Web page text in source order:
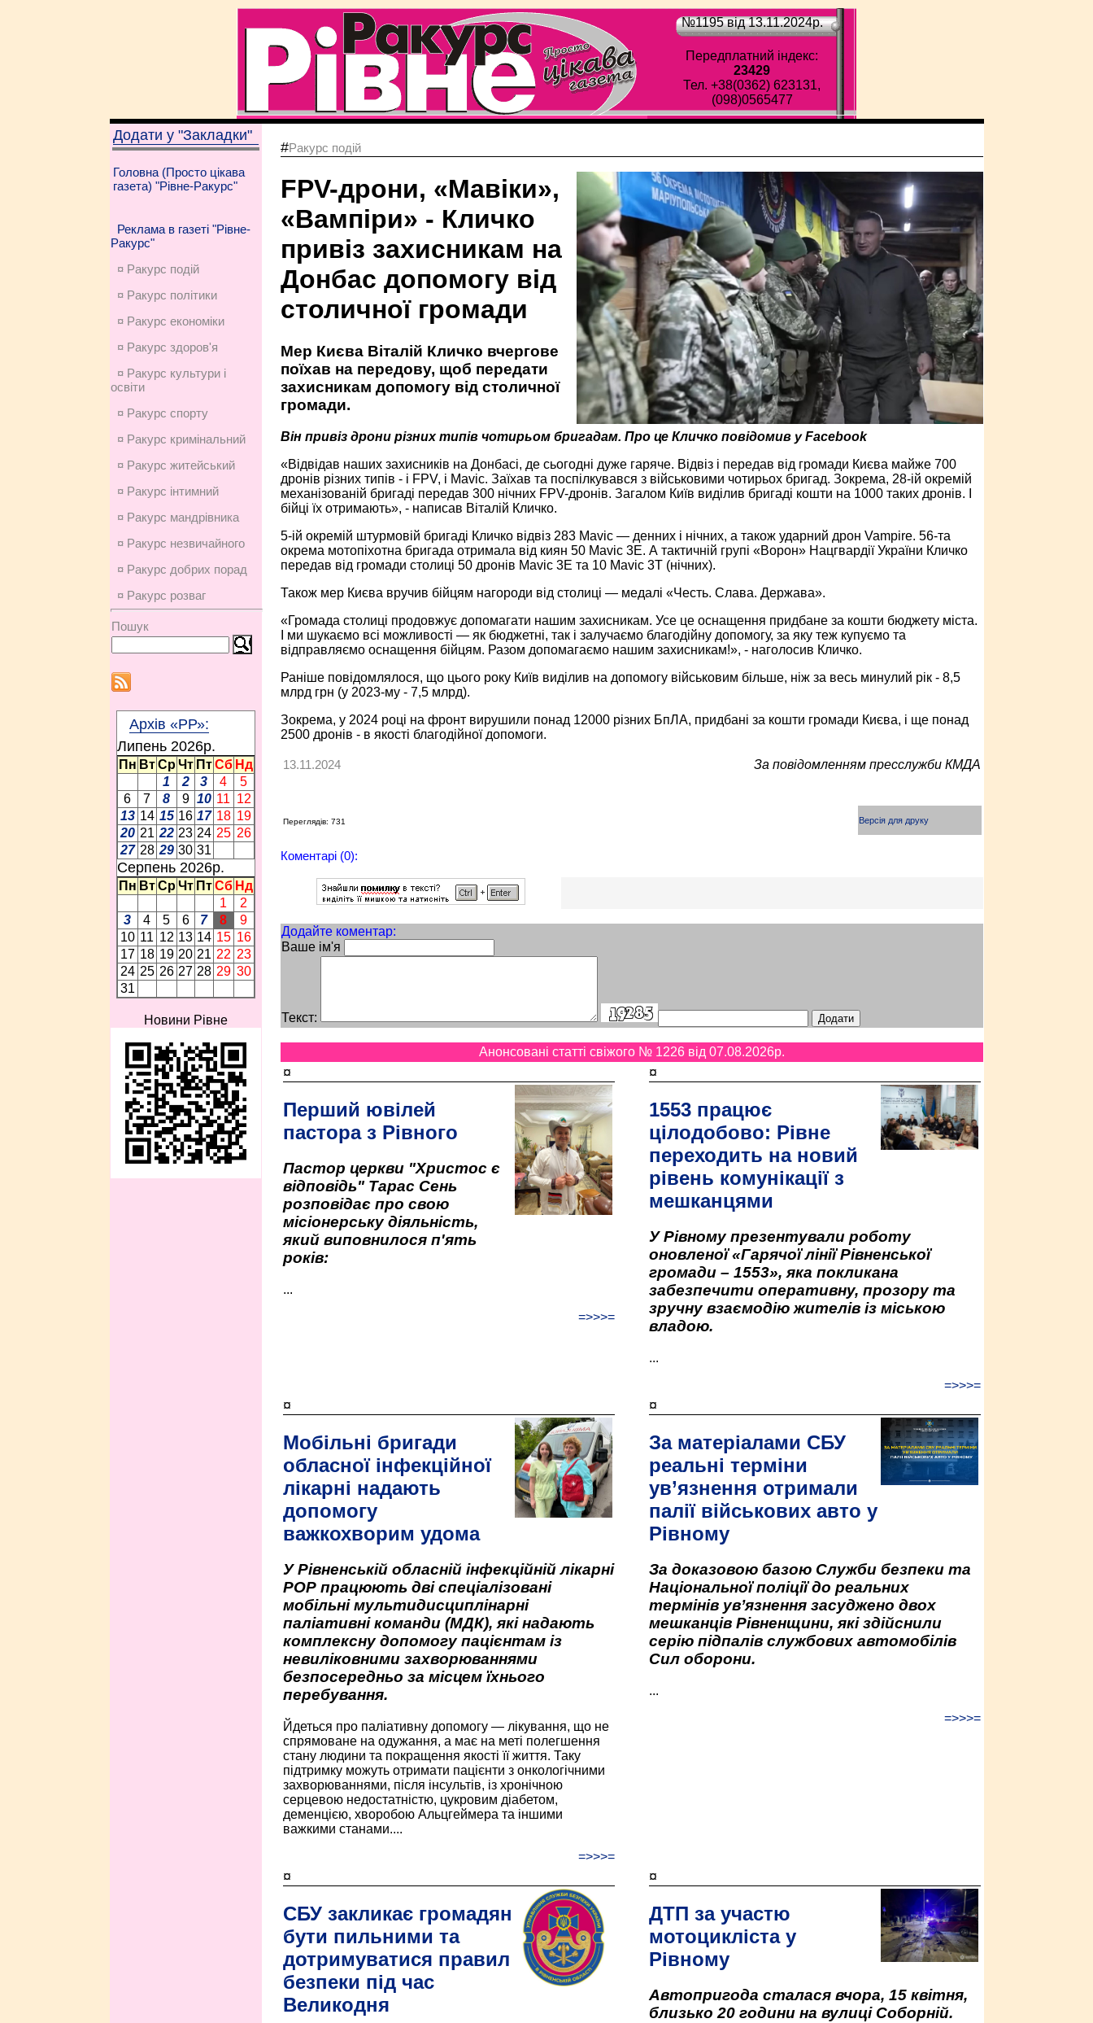
№1195 від 13.11.2024p.
Передплатний індекс:
23429
Тел. +38(0362) 623131,
(098)0565477
Додати у "Закладки"
Головна (Просто цікава
газета) "Рівне-Ракурс"
Реклама в газеті "Рівне-
Ракурс"
¤ Ракурс подій
¤ Ракурс політики
¤ Ракурс економiки
¤ Ракурс здоров'я
¤ Ракурс культури і
освіти
¤ Ракурс спорту
¤ Ракурс кримінальний
¤ Ракурс житейський
¤ Ракурс інтимний
¤ Ракурс мандрівника
¤ Ракурс незвичайного
¤ Ракурс добрих порад
¤ Ракурс розваг
Пошук
Архів «РР»:
Липень 2026p.
Пн Вт Ср Чт Пт Сб Нд
1
2 3 4
5
6
7 8 9 10 11 12
13 14 15 16 17 18 19
20 21 22 23 24 25 26
27 28 29 30 31
Серпень 2026p.
Пн Вт Ср Чт Пт Сб Нд
1
2
3
4 5 6 7 8
9
10 11 12 13 14 15 16
17 18 19 20 21 22 23
24 25 26 27 28 29 30
31
Новини Рівне
#Ракурс подій
FPV-дрони, «Мавіки»,
«Вампіри» - Кличко
привіз захисникам на
Донбас допомогу від
столичної громади
Мер Києва Віталій Кличко вчергове
поїхав на передову, щоб передати
захисникам допомогу від столичної
громади.
Він привіз дрони різних типів чотирьом бригадам. Про це Кличко повідомив у Facebook
«Відвідав наших захисників на Донбасі, де сьогодні дуже гаряче. Відвіз і передав від громади Києва майже 700
дронів різних типів - і FPV, і Mavic. Заїхав та поспілкувався з військовими чотирьох бригад. Зокрема, 28-ій окремій
механізованій бригаді передав 300 нічних FPV-дронів. Загалом Київ виділив бригаді кошти на 1000 таких дронів. І
бійці їх отримають», - написав Віталій Кличко.
5-ій окремій штурмовій бригаді Кличко відвіз 283 Mavic — денних і нічних, а також ударний дрон Vampire. 56-та
окрема мотопіхотна бригада отримала від киян 50 Mavic 3E. А тактичній групі «Ворон» Нацгвардії України Кличко
передав від громади столиці 50 дронів Mavic 3Е та 10 Mavic 3T (нічних).
Також мер Києва вручив бійцям нагороди від столиці — медалі «Честь. Слава. Держава».
«Громада столиці продовжує допомагати нашим захисникам. Усе це оснащення придбане за кошти бюджету міста.
І ми шукаємо всі можливості — як бюджетні, так і залучаємо благодійну допомогу, за яку теж купуємо та
відправляємо оснащення бійцям. Разом допомагаємо нашим захисникам!», - наголосив Кличко.
Раніше повідомлялося, що цього року Київ виділив на допомогу військовим більше, ніж за весь минулий рік - 8,5
млрд грн (у 2023-му - 7,5 млрд).
Зокрема, у 2024 році на фронт вирушили понад 12000 різних БпЛА, придбані за кошти громади Києва, і ще понад
2500 дронів - в якості благодійної допомоги.
13.11.2024 За повідомленням пресслужби КМДА
Переглядів: 731 Версія для друку
Коментарі (0):
Додайте коментар:
Ваше ім'я
Текст:
Анонсовані статті свіжого № 1226 від 07.08.2026p.
¤
Перший ювілей
пастора з Рівного
Пастор церкви "Христос є
відповідь" Тарас Сень
розповідає про свою
місіонерську діяльність,
який виповнилося п'ять
років:
...
=>>>=
¤
1553 працює
цілодобово: Рівне
переходить на новий
рівень комунікації з
мешканцями
У Рівному презентували роботу
оновленої «Гарячої лінії Рівненської
громади – 1553», яка покликана
забезпечити оперативну, прозору та
зручну взаємодію жителів із міською
владою.
...
=>>>=
¤
Мобільні бригади
обласної інфекційної
лікарні надають
допомогу
важкохворим удома
У Рівненській обласній інфекційній лікарні
РОР працюють дві спеціалізовані
мобільні мультидисциплінарні
паліативні команди (МДК), які надають
комплексну допомогу пацієнтам із
невиліковними захворюваннями
безпосередньо за місцем їхнього
перебування.
Йдеться про паліативну допомогу — лікування, що не
спрямоване на одужання, а має на меті полегшення
стану людини та покращення якості її життя. Таку
підтримку можуть отримати пацієнти з онкологічними
захворюваннями, після інсультів, із хронічною
серцевою недостатністю, цукровим діабетом,
деменцією, хворобою Альцгеймера та іншими
важкими станами....
=>>>=
¤
За матеріалами СБУ
реальні терміни
ув’язнення отримали
палії військових авто у
Рівному
За доказовою базою Служби безпеки та
Національної поліції до реальних
термінів ув’язнення засуджено двох
мешканців Рівненщини, які здійснили
серію підпалів службових автомобілів
Сил оборони.
...
=>>>=
¤
СБУ закликає громадян
бути пильними та
дотримуватися правил
безпеки під час
Великодня
¤
ДТП за участю
мотоцикліста у
Рівному
Автопригода сталася вчора, 15 квітня,
близько 20 години на вулиці Соборній.